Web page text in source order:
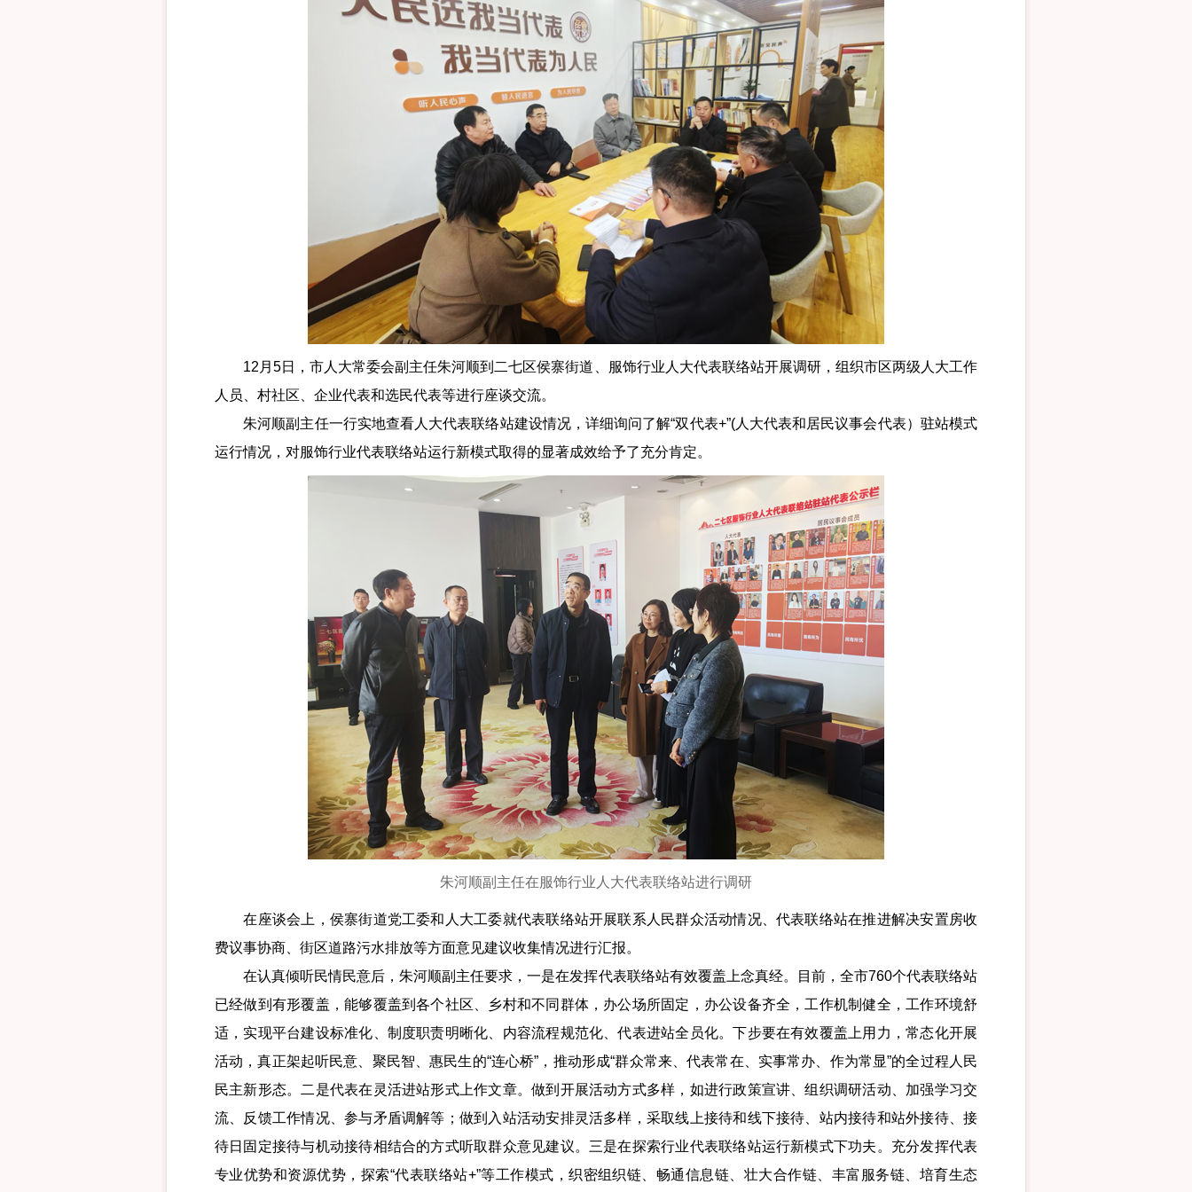
12月5日，市人大常委会副主任朱河顺到二七区侯寨街道、服饰行业人大代表联络站开展调研，组织市区两级人大工作
人员、村社区、企业代表和选民代表等进行座谈交流。
朱河顺副主任一行实地查看人大代表联络站建设情况，详细询问了解“双代表+”(人大代表和居民议事会代表）驻站模式
运行情况，对服饰行业代表联络站运行新模式取得的显著成效给予了充分肯定。
朱河顺副主任在服饰行业人大代表联络站进行调研
在座谈会上，侯寨街道党工委和人大工委就代表联络站开展联系人民群众活动情况、代表联络站在推进解决安置房收
费议事协商、街区道路污水排放等方面意见建议收集情况进行汇报。
在认真倾听民情民意后，朱河顺副主任要求，一是在发挥代表联络站有效覆盖上念真经。目前，全市760个代表联络站
已经做到有形覆盖，能够覆盖到各个社区、乡村和不同群体，办公场所固定，办公设备齐全，工作机制健全，工作环境舒
适，实现平台建设标准化、制度职责明晰化、内容流程规范化、代表进站全员化。下步要在有效覆盖上用力，常态化开展
活动，真正架起听民意、聚民智、惠民生的“连心桥”，推动形成“群众常来、代表常在、实事常办、作为常显”的全过程人民
民主新形态。二是代表在灵活进站形式上作文章。做到开展活动方式多样，如进行政策宣讲、组织调研活动、加强学习交
流、反馈工作情况、参与矛盾调解等；做到入站活动安排灵活多样，采取线上接待和线下接待、站内接待和站外接待、接
待日固定接待与机动接待相结合的方式听取群众意见建议。三是在探索行业代表联络站运行新模式下功夫。充分发挥代表
专业优势和资源优势，探索“代表联络站+”等工作模式，织密组织链、畅通信息链、壮大合作链、丰富服务链、培育生态